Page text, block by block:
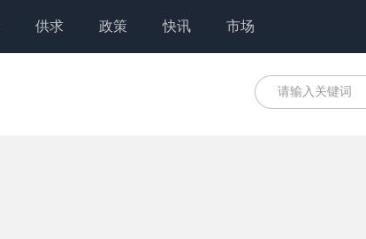
供求 政策 快讯 市场